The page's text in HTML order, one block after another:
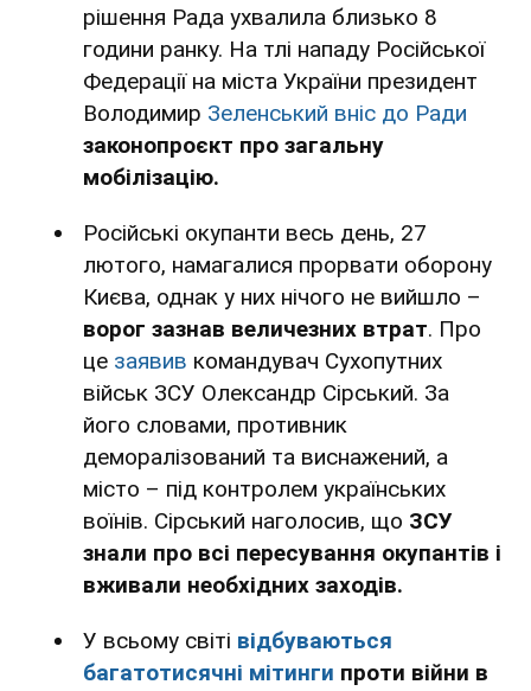
рішення Рада ухвалила близько 8
години ранку. На тлі нападу Російської
Федерації на міста України президент
Володимир Зеленський вніс до Ради
законопроєкт про загальну
мобілізацію.
Російські окупанти весь день, 27
лютого, намагалися прорвати оборону
Києва, однак у них нічого не вийшло –
ворог зазнав величезних втрат. Про
це заявив командувач Сухопутних
військ ЗСУ Олександр Сірський. За
його словами, противник
деморалізований та виснажений, а
місто – під контролем українських
воїнів. Сірський наголосив, що ЗСУ
знали про всі пересування окупантів і
вживали необхідних заходів.
У всьому світі відбуваються
багатотисячні мітинги проти війни в